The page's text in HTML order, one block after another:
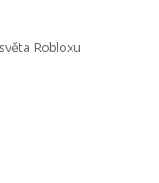
Robloxu